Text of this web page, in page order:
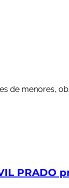
de menores,